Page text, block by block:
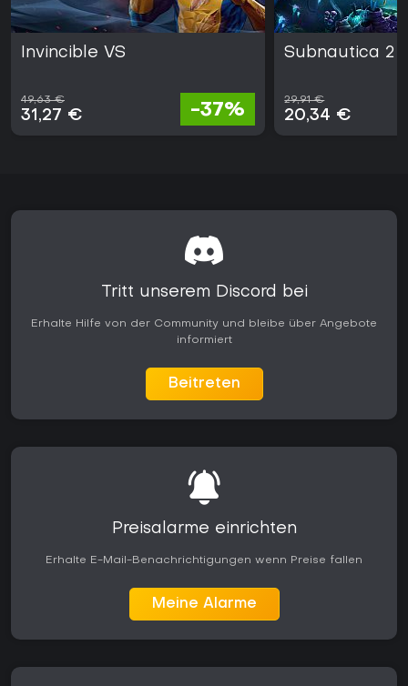
Invincible VS
49,63 €
31,27 € -37%
Subnautica 2
29,91 €
20,34 €
Tritt unserem Discord bei
Erhalte Hilfe von der Community und bleibe über Angebote
informiert
Beitreten
Preisalarme einrichten
Erhalte E-Mail-Benachrichtigungen wenn Preise fallen
Meine Alarme